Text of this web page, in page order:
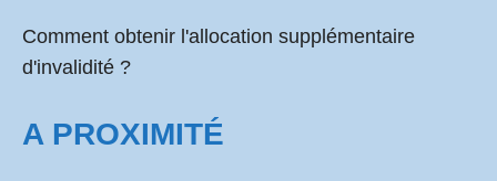
Comment obtenir l'allocation supplémentaire
d'invalidité ?
A PROXIMITÉ